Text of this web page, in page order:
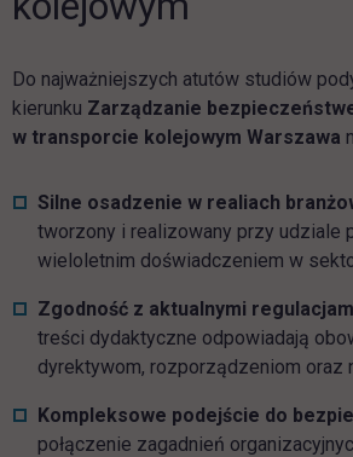
Do najważniejszych atutów studiów
kierunku Zarządzanie
w transporcie kolejowym Warszawa
Silne osadzenie w realiach
tworzony i realizowany przy udziale
wieloletnim doświadczeniem w
Zgodność z aktualnymi
treści dydaktyczne odpowiadają
dyrektywom, rozporządzeniom oraz
Kompleksowe podejście do
połączenie zagadnień